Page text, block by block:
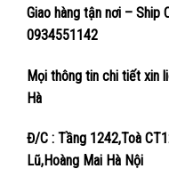
Giao hàng tận nơi – Ship
0934551142
Mọi thông tin chi tiết xin
Hà
Đ/C : Tầng 1242,Toà
Lũ,Hoàng Mai Hà Nội